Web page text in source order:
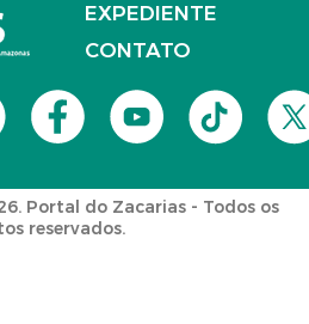
EXPEDIENTE
CONTATO
Portal do Zacarias - Todos os
reservados.